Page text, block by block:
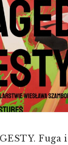
Fuga